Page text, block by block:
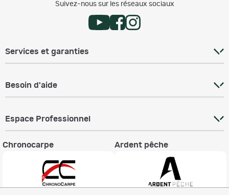
Suivez-nous sur les réseaux sociaux
Services et garanties
Besoin d'aide
Espace Professionnel
Chronocarpe Ardent pêche